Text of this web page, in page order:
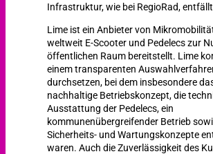
Infrastruktur, wie bei RegioRad,
Lime ist ein Anbieter von
weltweit E-Scooter und Pedelecs zur
öffentlichen Raum bereitstellt. Lime
einem transparenten
durchsetzen, bei dem insbesondere
nachhaltige Betriebskonzept, die
Ausstattung der Pedelecs, ein
kommunenübergreifender Betrieb
Sicherheits- und Wartungskonzepte
waren. Auch die Zuverlässigkeit des